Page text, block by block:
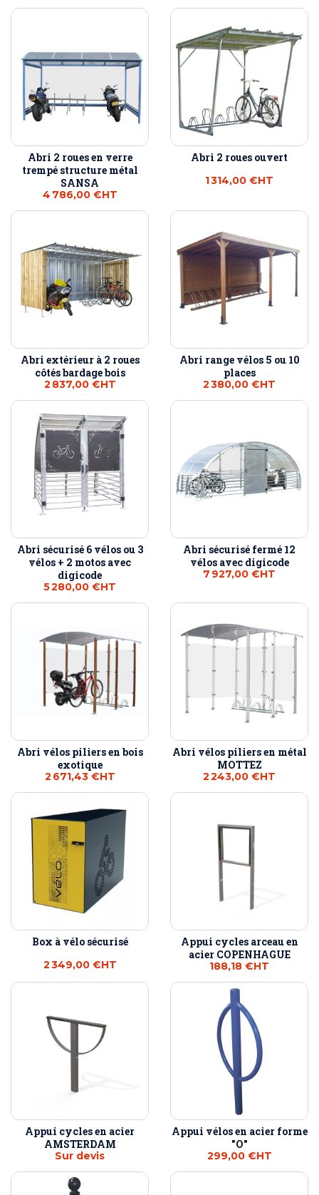
Abri 2 roues en verre
trempé structure métal
SANSA
4 786,00 €HT
Abri 2 roues ouvert
1 314,00 €HT
Abri extérieur à 2 roues
côtés bardage bois
2 837,00 €HT
Abri range vélos 5 ou 10
places
2 380,00 €HT
Abri sécurisé 6 vélos ou 3
vélos + 2 motos avec
digicode
5 280,00 €HT
Abri sécurisé fermé 12
vélos avec digicode
7 927,00 €HT
Abri vélos piliers en bois
exotique
2 671,43 €HT
Abri vélos piliers en métal
MOTTEZ
2 243,00 €HT
Box à vélo sécurisé
2 349,00 €HT
Appui cycles arceau en
acier COPENHAGUE
188,18 €HT
Appui cycles en acier
AMSTERDAM
Sur devis
Appui vélos en acier forme
"O"
299,00 €HT